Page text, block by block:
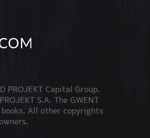
PROJEKT Capital Group.
S.A. The GWENT
All other copyrights